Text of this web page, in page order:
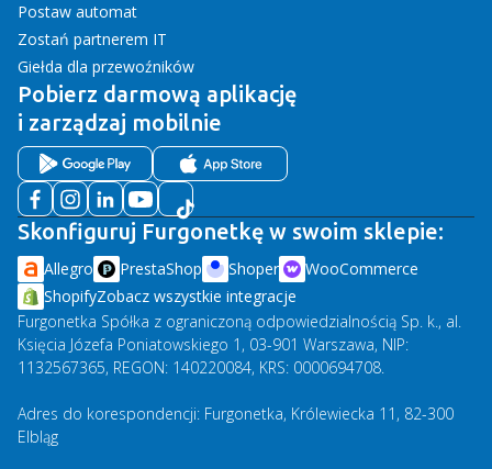
Postaw automat
Zostań partnerem IT
Giełda dla przewoźników
Pobierz darmową aplikację
i zarządzaj mobilnie
Skonfiguruj Furgonetkę w swoim sklepie:
Allegro PrestaShop Shoper
WooCommerce
ShopifyZobacz wszystkie integracje
Furgonetka Spółka z ograniczoną odpowiedzialnością Sp. k., al.
Księcia Józefa Poniatowskiego 1, 03-901 Warszawa, NIP:
1132567365, REGON: 140220084, KRS: 0000694708.
Adres do korespondencji: Furgonetka, Królewiecka 11, 82-300
Elbląg